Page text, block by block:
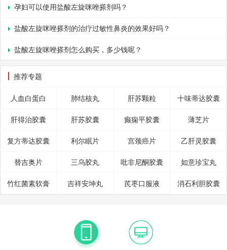
孕妇可以使用盐酸左旋咪唑搽剂吗？
盐酸左旋咪唑搽剂的治疗过敏性鼻炎的效果好吗？
盐酸左旋咪唑搽剂怎么购买，多少钱呢？
推荐专题
人血白蛋白 肺结核丸 肝苏颗粒 十味蒂达胶囊
肝得治胶囊 肝苏胶囊 癫痫平胶囊 薄芝片
复方蒂达胶囊 利尔眠片 宫颈癌片 乙肝灵胶囊
替吉奥片 三乌胶丸 吡非尼酮胶囊 如意珍宝丸
竹红菌素软膏 吉祥安坤丸 芪枣口服液 消石利胆胶囊